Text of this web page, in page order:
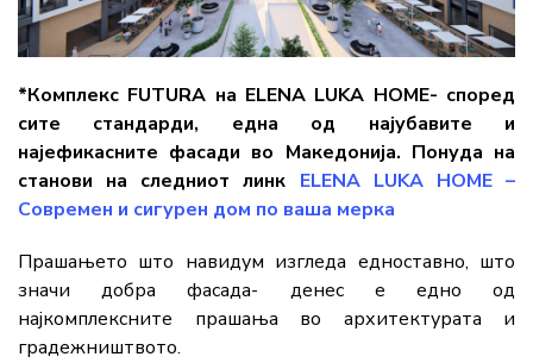
*Комплекс FUTURA на ELENA LUKA HOME- според
сите стандарди, една од најубавите и
најефикасните фасади во Македонија. Понуда на
станови на следниот линк ELENA LUKA HOME –
Современ и сигурен дом по ваша мерка
Прашањето што навидум изгледа едноставно, што
значи добра фасада- денес е едно од
најкомплексните прашања во архитектурата и
градежништвото.